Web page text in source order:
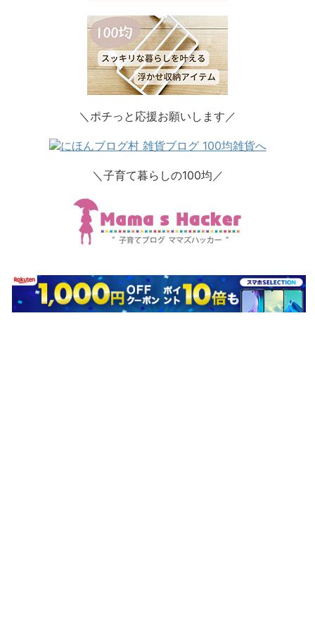
＼ポチっと応援お願いします／
＼子育て暮らしの100均／